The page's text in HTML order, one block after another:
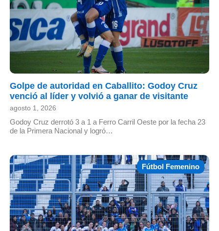
Golpe de autoridad en Caballito: Godoy Cruz
venció al líder y volvió a ganar de visitante
agosto 1, 2026
Godoy Cruz derrotó 3 a 1 a Ferro Carril Oeste por la fecha 23
de la Primera Nacional y logró…
Fútbol Femenino